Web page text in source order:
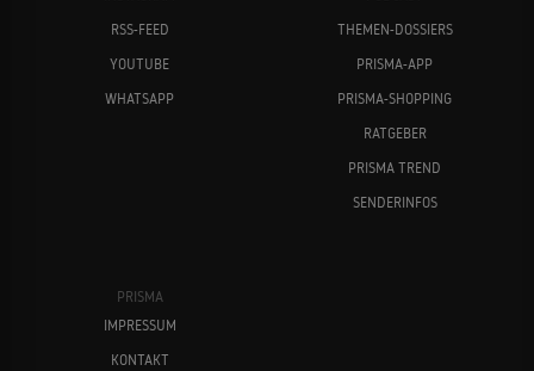
RSS-FEED
YOUTUBE
WHATSAPP
THEMEN-DOSSIERS
PRISMA-APP
PRISMA-SHOPPING
RATGEBER
PRISMA TREND
SENDERINFOS
PRISMA
IMPRESSUM
KONTAKT